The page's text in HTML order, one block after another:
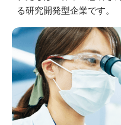
MA）
医療従事者向けサイト（
医薬・薬学研究支援
お問い合わせ
English Global
沿革
会社案内
CM・動画情報
個人投資家の皆さま
IRカレンダー
株主・投資家との対
よくあるご質問
環境
社会
ガバナンス
ステークホルダー
る研究開発型企業です。